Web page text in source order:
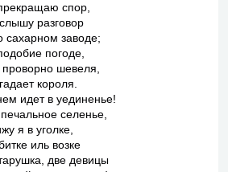
спор,
разговор
сахарном заводе;
погоде,
шевеля,
короля.
идет в уединенье!
селенье,
я в уголке,
иль возке
две девицы